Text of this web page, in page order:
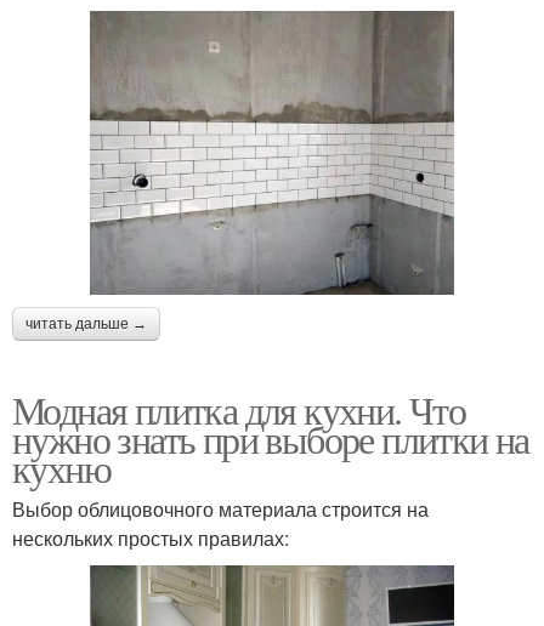
читать дальше →
Модная плитка для кухни. Что
нужно знать при выборе плитки на
кухню
Выбор облицовочного материала строится на
нескольких простых правилах: